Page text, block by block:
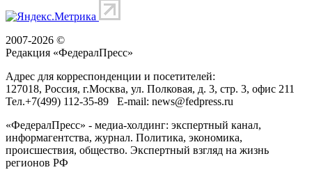
2007-2026 ©
Редакция «ФедералПресс»
Адрес для корреспонденции и посетителей:
127018, Россия, г.Москва, ул. Полковая, д. 3, стр. 3, офис 211
Тел.+7(499) 112-35-89 E-mail: news@fedpress.ru
«ФедералПресс» - медиа-холдинг: экспертный канал,
информагентства, журнал. Политика, экономика,
происшествия, общество. Экспертный взгляд на жизнь
регионов РФ